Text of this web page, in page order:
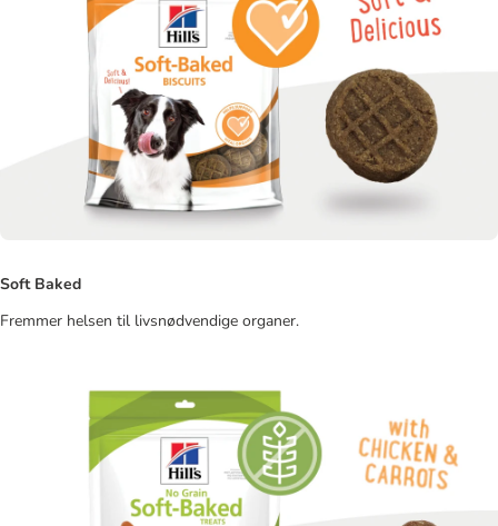
Soft Baked
Fremmer helsen til livsnødvendige organer.